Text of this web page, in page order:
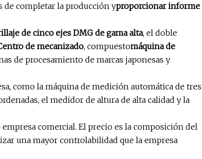
de completar la producción yproporcionar informe
de cinco ejes DMG de gama alta, el doble
de mecanizado, compuestomáquina de
de procesamiento de marcas japonesas y
como la máquina de medición automática de tres
el medidor de altura de alta calidad y la
empresa comercial. El precio es la composición del
una mayor controlabilidad que la empresa